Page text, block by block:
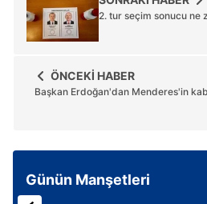
2. tur seçim sonucu ne
ÖNCEKİ HABER
Başkan Erdoğan'dan Menderes'in
Günün Manşetleri